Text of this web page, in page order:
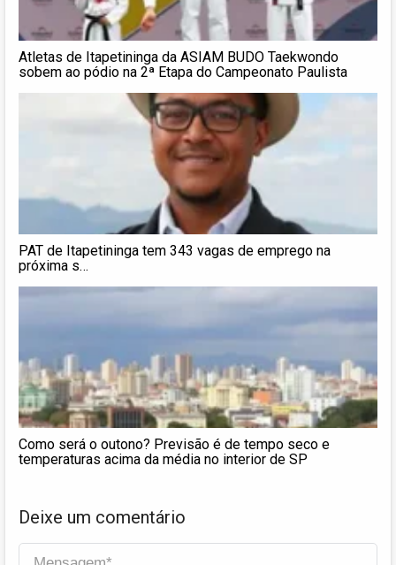
Atletas de Itapetininga da ASIAM BUDO Taekwondo
sobem ao pódio na 2ª Etapa do Campeonato Paulista
PAT de Itapetininga tem 343 vagas de emprego na
próxima s…
Como será o outono? Previsão é de tempo seco e
temperaturas acima da média no interior de SP
Deixe um comentário